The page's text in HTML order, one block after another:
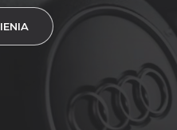
O AUTO